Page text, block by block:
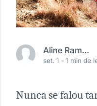
Aline Ramos
set. 1 -1 min de
Nunca se falou